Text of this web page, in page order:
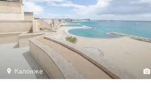
Калонже